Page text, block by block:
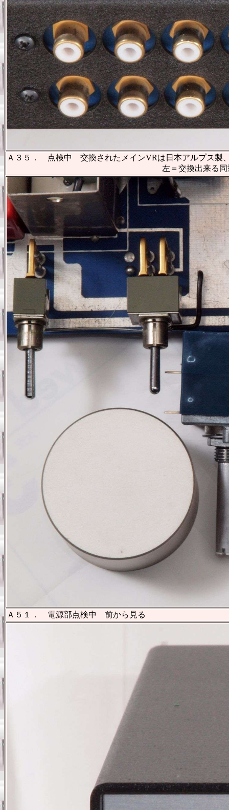
Ａ３５． 点検中 交換されたメインVRは日本アルプス製
左＝交換出来る同型日本アルプス
Ａ５１． 電源部点検中 前から見る